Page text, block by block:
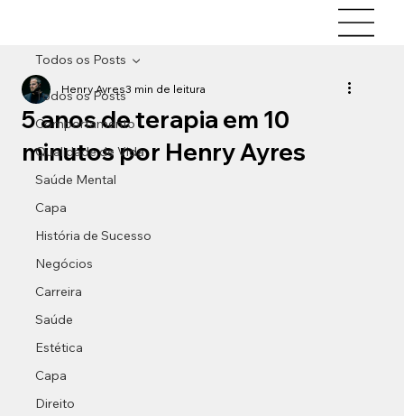
Todos os Posts
Comportamento
Qualidade de Vida
Saúde Mental
Capa
História de Sucesso
Negócios
Carreira
Saúde
Estética
Capa
Direito
Todos os Posts
5 anos de terapia em 10
minutos por Henry Ayres
Henry Ayres3 min de leitura